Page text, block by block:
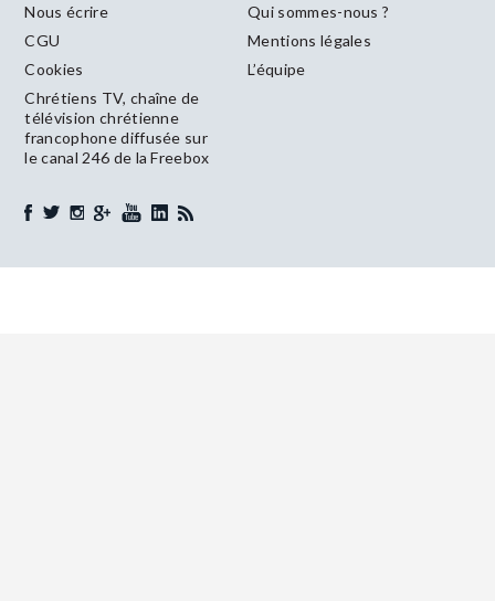
Nous écrire
Qui sommes-nous ?
CGU
Mentions légales
Cookies
L’équipe
Chrétiens TV, chaîne de
télévision chrétienne
francophone diffusée sur
le canal 246 de la Freebox